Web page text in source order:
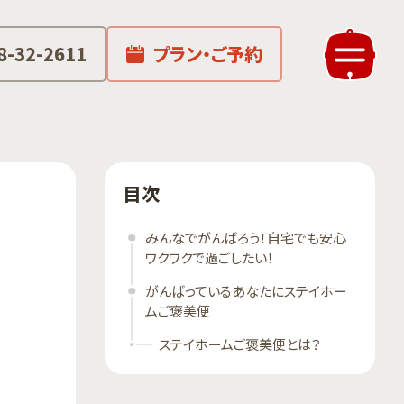
32-2611 プラン・ご予約
目次
みんなでがんばろう！自宅でも安心
ワクワクで過ごしたい！
がんばっているあなたにステイホー
ムご褒美便
ステイホームご褒美便とは？